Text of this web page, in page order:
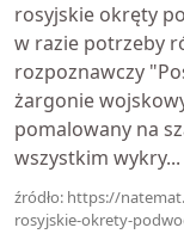
rosyjskie okręty
w razie potrzeby
rozpoznawczy
żargonie
pomalowany na
wszystkim wykry...
źródło: https://
rosyjskie-okrety-